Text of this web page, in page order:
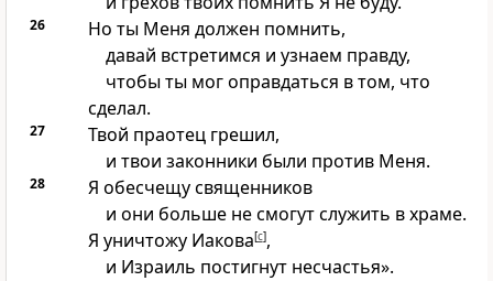
26
Но ты Меня должен помнить,
давай встретимся и узнаем правду,
чтобы ты мог оправдаться в том, что
сделал.
27
Твой праотец грешил,
и твои законники были против Меня.
28
Я обесчещу священников
и они больше не смогут служить в храме.
Я уничтожу Иакова[c],
и Израиль постигнут несчастья».